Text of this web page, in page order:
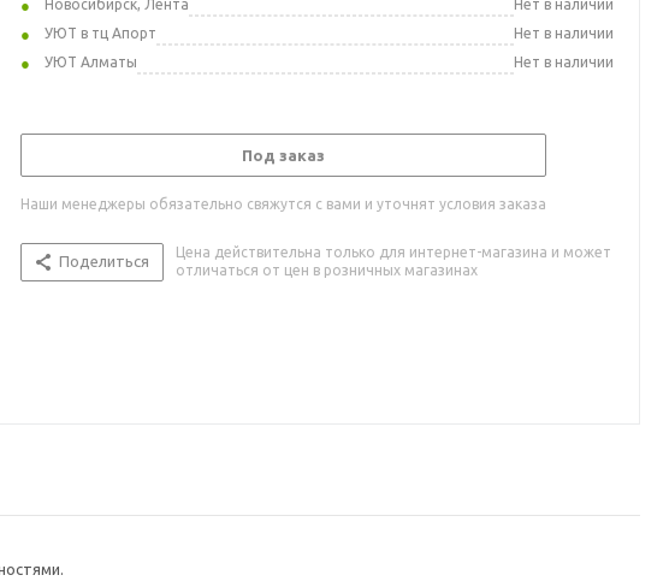
Новосибирск, Лента
Нет в наличии
УЮТ в тц Апорт
Нет в наличии
УЮТ Алматы
Нет в наличии
Под заказ
Наши менеджеры обязательно свяжутся с вами и уточнят условия заказа
Поделиться
Цена действительна только для интернет-магазина и может
отличаться от цен в розничных магазинах